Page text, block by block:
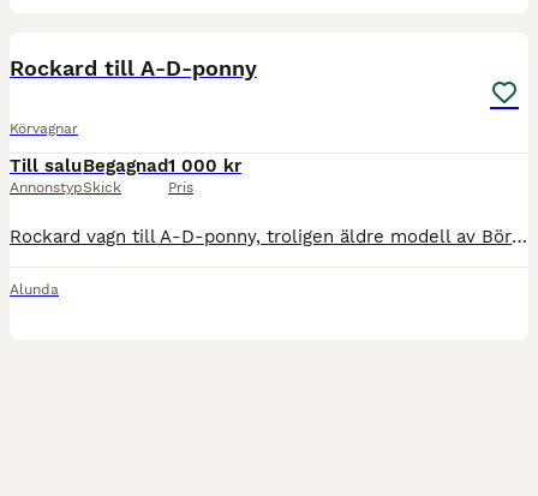
Rockard till A-D-ponny
Körvagnar
Till salu
Annonstyp
Begagnad
Skick
1 000 kr
Pris
Rockard vagn till A-D-ponny, troligen äldre modell av Börjes i Tingsryd. Lätt och nätt modell med fjädring och svängel. Två olika slutsteg på skaklarna medföljer, så skaklarna kan anpassas efter häs
Alunda